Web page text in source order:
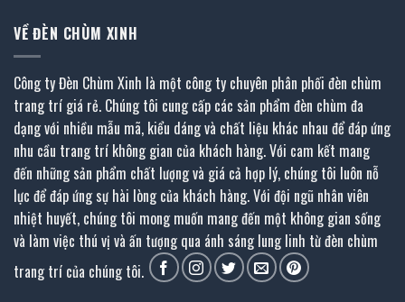
VỀ ĐÈN CHÙM XINH
Công ty Đèn Chùm Xinh là một công ty chuyên phân phối đèn chùm
trang trí giá rẻ. Chúng tôi cung cấp các sản phẩm đèn chùm đa
dạng với nhiều mẫu mã, kiểu dáng và chất liệu khác nhau để đáp ứng
nhu cầu trang trí không gian của khách hàng. Với cam kết mang
đến những sản phẩm chất lượng và giá cả hợp lý, chúng tôi luôn nỗ
lực để đáp ứng sự hài lòng của khách hàng. Với đội ngũ nhân viên
nhiệt huyết, chúng tôi mong muốn mang đến một không gian sống
và làm việc thú vị và ấn tượng qua ánh sáng lung linh từ đèn chùm
trang trí của chúng tôi.